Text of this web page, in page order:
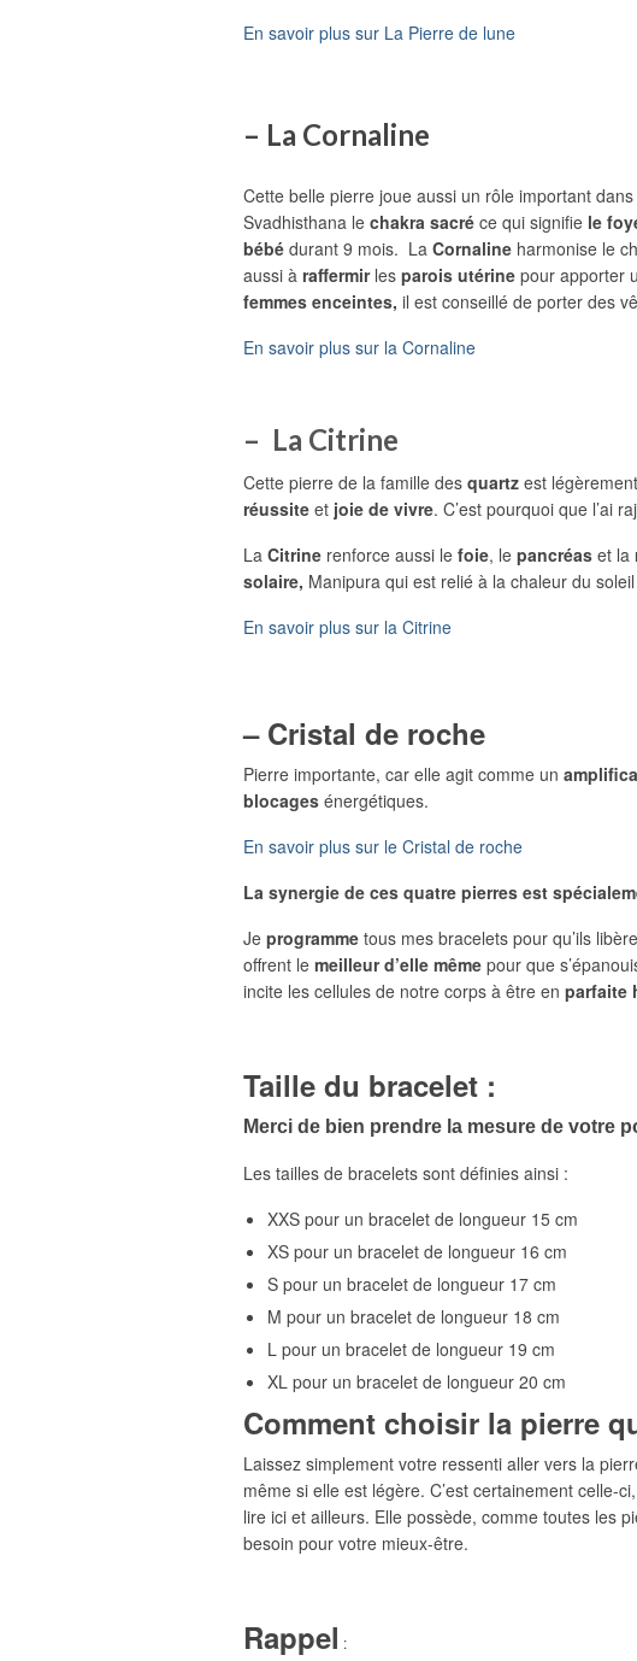
En savoir plus sur La Pierre de lune
– La Cornaline
Cette belle pierre joue aussi un rôle important dans
Svadhisthana le chakra sacré ce qui signifie le
bébé durant 9 mois. La Cornaline harmonise le
aussi à raffermirles parois utérine pour apporter
femmes enceintes, il est conseillé de porter des
En savoir plus sur la Cornaline
– La Citrine
Cette pierre de la famille des quartz est
réussite et joie de vivre. C’est pourquoi que l’ai
La Citrine renforce aussi le foie, le pancréas et la
solaire, Manipura qui est relié à la chaleur du
En savoir plus sur la Citrine
– Cristal de roche
Pierre importante, car elle agit comme un
blocages énergétiques.
En savoir plus sur le Cristal de roche
La synergie de ces quatre pierres est
Je programme tous mes bracelets pour qu’ils
offrent le meilleur d’elle même pour que
incite les cellules de notre corps à être en parfaite
Taille du bracelet :
Merci de bien prendre la mesure de votre
Les tailles de bracelets sont définies ainsi :
XXS pour un bracelet de longueur 15 cm
XS pour un bracelet de longueur 16 cm
S pour un bracelet de longueur 17 cm
M pour un bracelet de longueur 18 cm
L pour un bracelet de longueur 19 cm
XL pour un bracelet de longueur 20 cm
Comment choisir la pierre
Laissez simplement votre ressenti aller vers la
même si elle est légère. C’est certainement celle-
lire ici et ailleurs. Elle possède, comme toutes les
besoin pour votre mieux-être.
Rappel :